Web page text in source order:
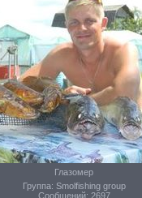
Глазомер
Группа: Smolfishing group
Сообщений: 2697